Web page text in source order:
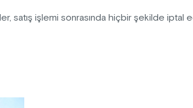
satış işlemi sonrasında hiçbir şekilde iptal
farklı kanallardan satışa sunulan bilet
cep telefonu kullanılmamasını,